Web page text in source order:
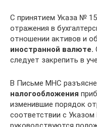
С принятием Указа №
отражения в
отношении активов и
иностранной валюте.
следует закрепить в
В Письме МНС
налогообложения
изменившие порядок
соответствии с Указом